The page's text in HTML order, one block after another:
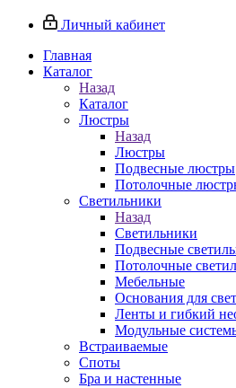
Личный кабинет
Главная
Каталог
Назад
Каталог
Люстры
Назад
Люстры
Подвесные люстры
Потолочные
Светильники
Назад
Светильники
Подвесные
Потолочные
Мебельные
Основания для
Ленты и гибкий
Модульные
Встраиваемые
Споты
Бра и настенные